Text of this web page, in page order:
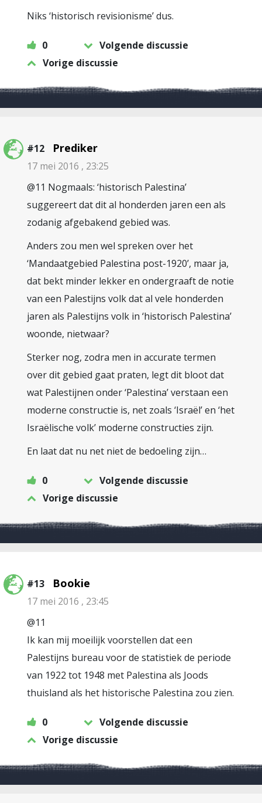
Niks ‘historisch revisionisme’ dus.
0
Volgende discussie
Vorige discussie
#12 Prediker
17 mei 2016 , 23:25
@11 Nogmaals: ‘historisch Palestina’
suggereert dat dit al honderden jaren een als
zodanig afgebakend gebied was.
Anders zou men wel spreken over het
‘Mandaatgebied Palestina post-1920’, maar ja,
dat bekt minder lekker en ondergraaft de notie
van een Palestijns volk dat al vele honderden
jaren als Palestijns volk in ‘historisch Palestina’
woonde, nietwaar?
Sterker nog, zodra men in accurate termen
over dit gebied gaat praten, legt dit bloot dat
wat Palestijnen onder ‘Palestina’ verstaan een
moderne constructie is, net zoals ‘Israël’ en ‘het
Israëlische volk’ moderne constructies zijn.
En laat dat nu net niet de bedoeling zijn…
0
Volgende discussie
Vorige discussie
#13 Bookie
17 mei 2016 , 23:45
@11
Ik kan mij moeilijk voorstellen dat een
Palestijns bureau voor de statistiek de periode
van 1922 tot 1948 met Palestina als Joods
thuisland als het historische Palestina zou zien.
0
Volgende discussie
Vorige discussie